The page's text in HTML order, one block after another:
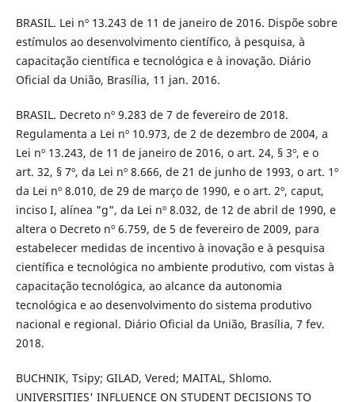
BRASIL. Lei nº 13.243 de 11 de janeiro de 2016. Dispõe sobre
estímulos ao desenvolvimento científico, à pesquisa, à
capacitação científica e tecnológica e à inovação. Diário
Oficial da União, Brasília, 11 jan. 2016.
BRASIL. Decreto nº 9.283 de 7 de fevereiro de 2018.
Regulamenta a Lei nº 10.973, de 2 de dezembro de 2004, a
Lei nº 13.243, de 11 de janeiro de 2016, o art. 24, § 3º, e o
art. 32, § 7º, da Lei nº 8.666, de 21 de junho de 1993, o art. 1º
da Lei nº 8.010, de 29 de março de 1990, e o art. 2º, caput,
inciso I, alínea "g", da Lei nº 8.032, de 12 de abril de 1990, e
altera o Decreto nº 6.759, de 5 de fevereiro de 2009, para
estabelecer medidas de incentivo à inovação e à pesquisa
científica e tecnológica no ambiente produtivo, com vistas à
capacitação tecnológica, ao alcance da autonomia
tecnológica e ao desenvolvimento do sistema produtivo
nacional e regional. Diário Oficial da União, Brasília, 7 fev.
2018.
BUCHNIK, Tsipy; GILAD, Vered; MAITAL, Shlomo.
UNIVERSITIES' INFLUENCE ON STUDENT DECISIONS TO